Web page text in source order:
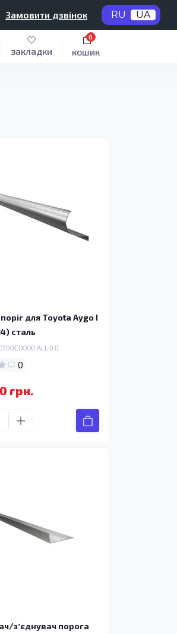
Замовити дзвінок RU UA
закладки кошик
0
для Toyota Aygo I
сталь
0
грн.
зʼєднувач порога